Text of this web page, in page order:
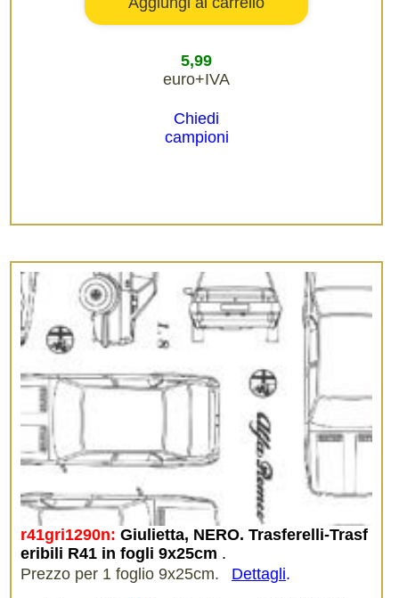
5,99
euro+IVA
Chiedi
campioni
r41gri1290n: Giulietta, NERO. Trasferelli-Trasf
eribili R41 in fogli 9x25cm .
Prezzo per 1 foglio 9x25cm.
Dettagli.